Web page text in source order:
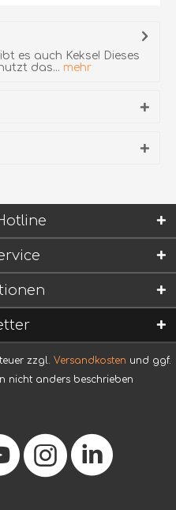
es auch Kekse! Dieses
das... mehr
zzgl. Versandkosten und ggf.
nicht anders beschrieben